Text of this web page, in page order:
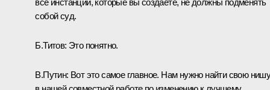
собой суд.
Б.Титов: Это понятно.
В.Путин: Вот это самое главное. Нам нужно найти свою